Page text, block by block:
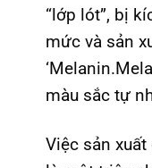
“lớp lót”, bị
mức và sản
màu sắc tự
Việc sản